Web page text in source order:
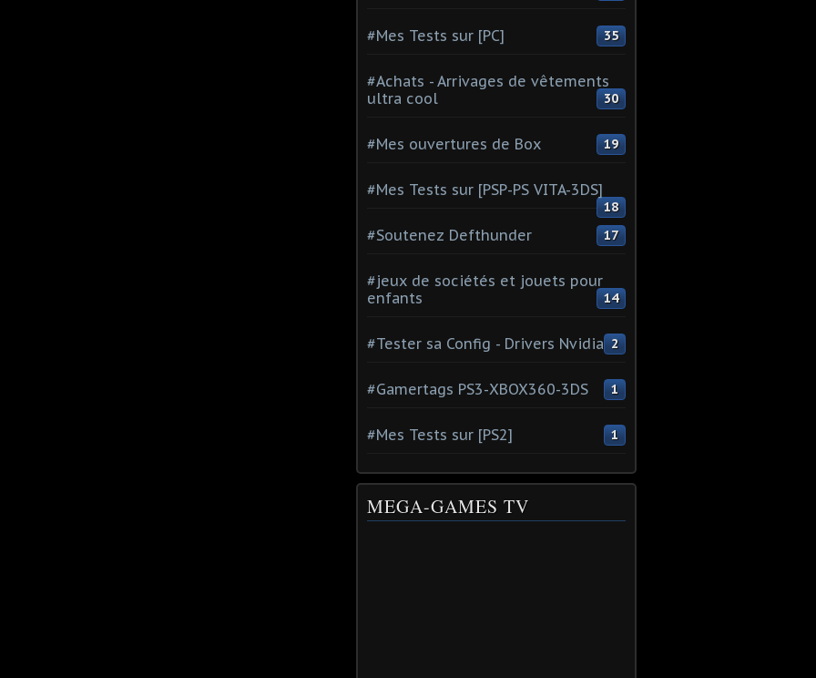
#Mes Tests sur [PC] 35
#Achats - Arrivages de vêtements
ultra cool
30
#Mes ouvertures de Box 19
#Mes Tests sur [PSP-PS VITA-3DS]
18
#Soutenez Defthunder 17
#jeux de sociétés et jouets pour
enfants
14
#Tester sa Config - Drivers Nvidia 2
#Gamertags PS3-XBOX360-3DS 1
#Mes Tests sur [PS2] 1
MEGA-GAMES TV